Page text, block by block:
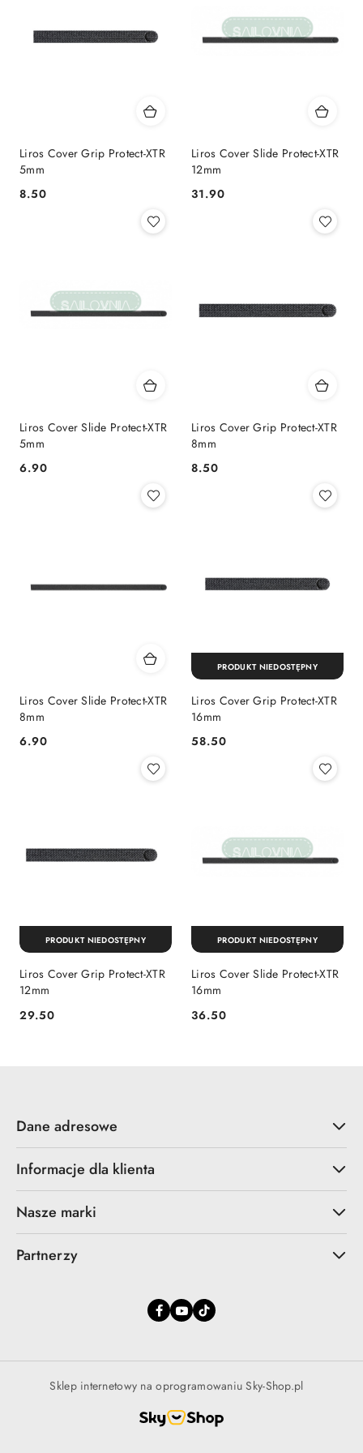
Liros Cover Grip Protect-XTR
5mm
Cena:
8.50
Liros Cover Slide Protect-XTR
12mm
Cena:
31.90
Liros Cover Slide Protect-XTR
5mm
Cena:
6.90
Liros Cover Grip Protect-XTR
8mm
Cena:
8.50
Liros Cover Slide Protect-XTR
8mm
Cena:
6.90
Liros Cover Grip Protect-XTR
16mm
Cena:
58.50
PRODUKT NIEDOSTĘPNY
Liros Cover Grip Protect-XTR
12mm
Cena:
29.50
PRODUKT NIEDOSTĘPNY
Liros Cover Slide Protect-XTR
16mm
Cena:
36.50
PRODUKT NIEDOSTĘPNY
Dane adresowe
Informacje dla klienta
Nasze marki
Partnerzy
Sklep internetowy na oprogramowaniu Sky-Shop.pl